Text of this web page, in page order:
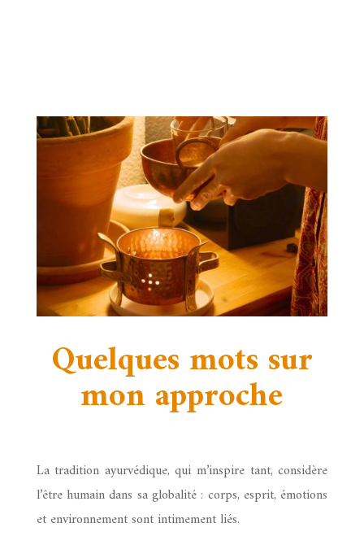
Quelques mots sur
mon approche
La tradition ayurvédique, qui m’inspire tant, considère
l’être humain dans sa globalité : corps, esprit, émotions
et environnement sont intimement liés.